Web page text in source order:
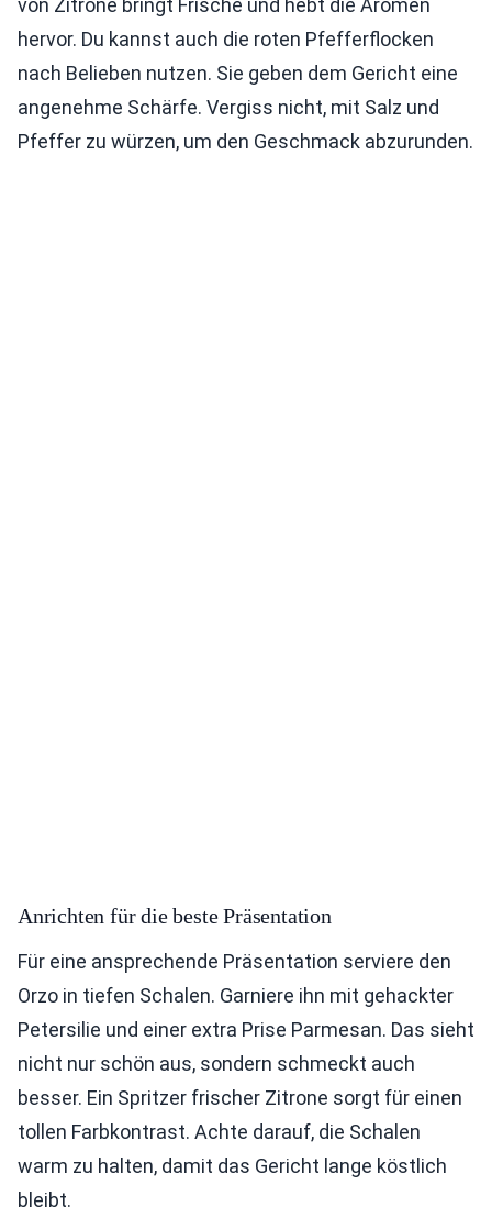
von Zitrone bringt Frische und hebt die Aromen
hervor. Du kannst auch die roten Pfefferflocken
nach Belieben nutzen. Sie geben dem Gericht eine
angenehme Schärfe. Vergiss nicht, mit Salz und
Pfeffer zu würzen, um den Geschmack abzurunden.
Anrichten für die beste Präsentation
Für eine ansprechende Präsentation serviere den
Orzo in tiefen Schalen. Garniere ihn mit gehackter
Petersilie und einer extra Prise Parmesan. Das sieht
nicht nur schön aus, sondern schmeckt auch
besser. Ein Spritzer frischer Zitrone sorgt für einen
tollen Farbkontrast. Achte darauf, die Schalen
warm zu halten, damit das Gericht lange köstlich
bleibt.